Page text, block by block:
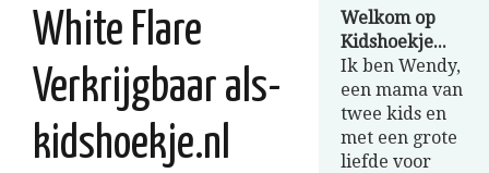
White Flare
Verkrijgbaar als-
kidshoekje.nl
Welkom op
Kidshoekje...
Ik ben Wendy,
een mama van
twee kids en
met een grote
liefde voor